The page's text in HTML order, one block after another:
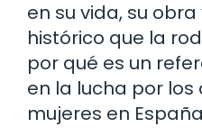
en su vida, su
histórico que la
por qué es un
en la lucha por
mujeres en